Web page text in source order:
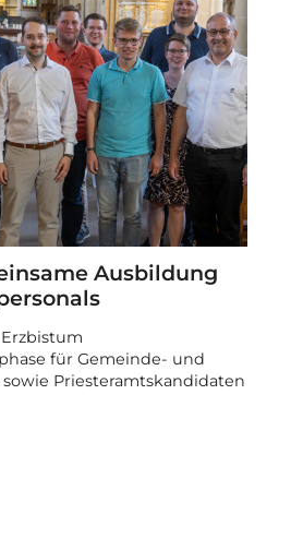
Ausbildung
für Gemeinde- und
sowie Priesteramtskandidaten